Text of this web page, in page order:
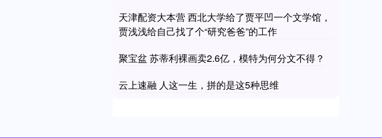
天津配资大本营 西北大学给了贾平凹一个文学馆，
贾浅浅给自己找了个“研究爸爸”的工作
聚宝盆 苏蒂利裸画卖2.6亿，模特为何分文不得？
云上速融 人这一生，拼的是这5种思维